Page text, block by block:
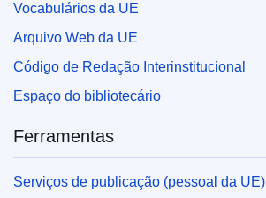
Vocabulários da UE
Arquivo Web da UE
Código de Redação Interinstitucional
Espaço do bibliotecário
Ferramentas
Serviços de publicação (pessoal da UE)